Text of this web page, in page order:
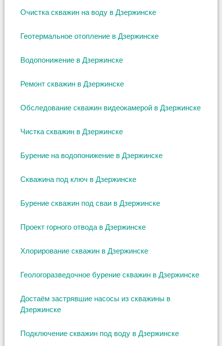
Очистка скважин на воду в Дзержинске
Геотермальное отопление в Дзержинске
Водопонижение в Дзержинске
Ремонт скважин в Дзержинске
Обследование скважин видеокамерой в Дзержинске
Чистка скважин в Дзержинске
Бурение на водопонижение в Дзержинске
Скважина под ключ в Дзержинске
Бурение скважин под сваи в Дзержинске
Проект горного отвода в Дзержинске
Хлорирование скважин в Дзержинске
Геологоразведочное бурение скважин в Дзержинске
Достаём застрявшие насосы из скважины в
Дзержинске
Подключение скважин под воду в Дзержинске